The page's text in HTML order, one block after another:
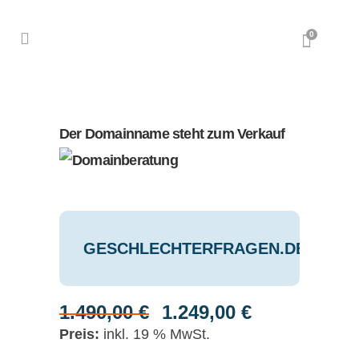
0
Der Domainname steht zum Verkauf
GESCHLECHTERFRAGEN.DE
1.490,00€
Ursprünglicher
Preis
1.249,00 €Aktueller
inkl. 19 % MwSt.